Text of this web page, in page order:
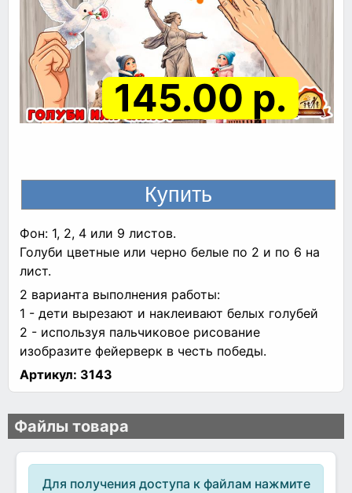
145.00 р.
Фон: 1, 2, 4 или 9 листов.
Голуби цветные или черно белые по 2 и по 6 на
лист.
2 варианта выполнения работы:
1 - дети вырезают и наклеивают белых голубей
2 - используя пальчиковое рисование
изобразите фейерверк в честь победы.
Артикул: 3143
Файлы товара
Для получения доступа к файлам нажмите